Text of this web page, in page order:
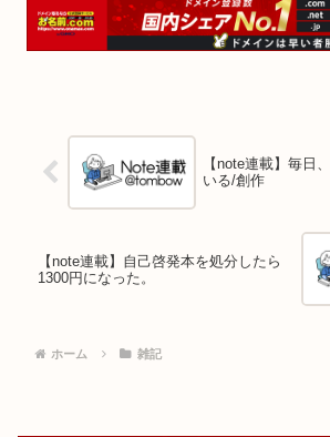
【note連載】毎日
いる/創作
【note連載】自己啓発本を処分したら
1300円になった。
ホーム 雑記